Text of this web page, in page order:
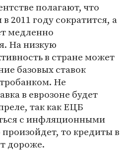
полагают, что
2011 году сократится, а
медленно
На низкую
в стране может
базовых ставок
Не
в еврозоне будет
так как ЕЦБ
с инфляционными
то кредиты в
дороже.